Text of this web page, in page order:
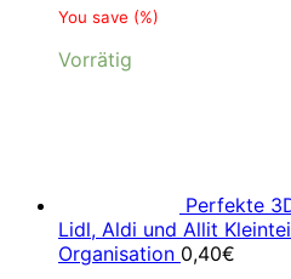
You save (%)
Vorrätig
Perfekte
Lidl, Aldi und Allit
Organisation 0,40€